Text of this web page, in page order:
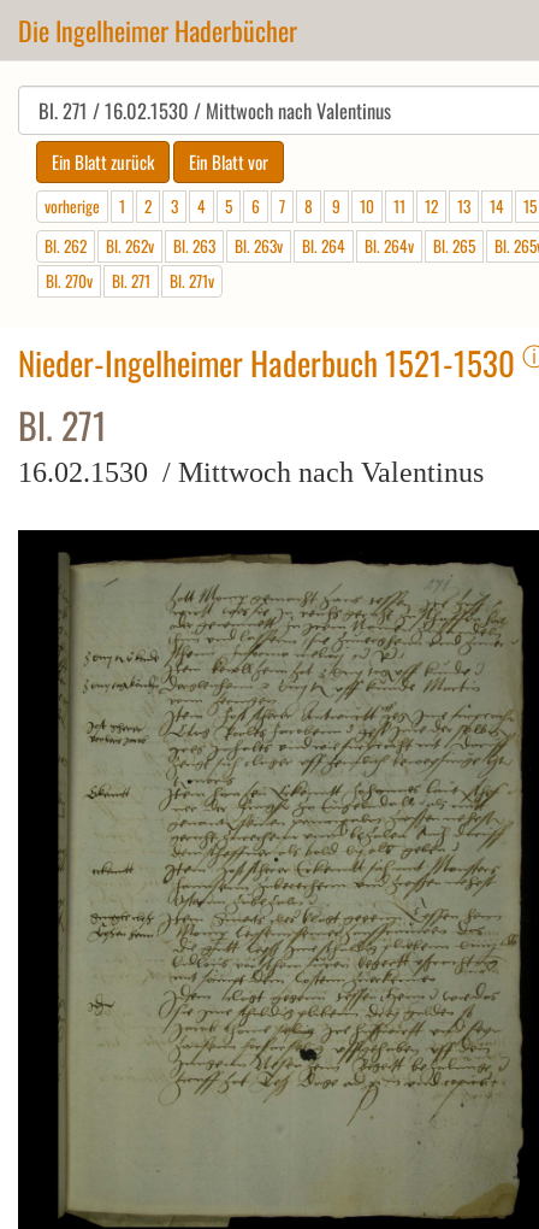
Die Ingelheimer Haderbücher
vorherige 1 2 3 4 5 6 7 8 9 10 11 12 13 14
15
Bl. 262
Bl. 262v Bl. 263 Bl. 263v Bl. 264 Bl. 264v Bl. 265
Bl.
Bl. 270v
Bl. 271 Bl. 271v
Nieder-Ingelheimer Haderbuch 1521-1530
Bl. 271
16.02.1530 / Mittwoch nach Valentinus